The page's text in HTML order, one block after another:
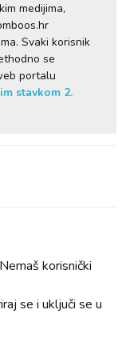
medijima,
Svaki korisnik
se
portalu
stavkom 2.
korisnički
se i uključi se u